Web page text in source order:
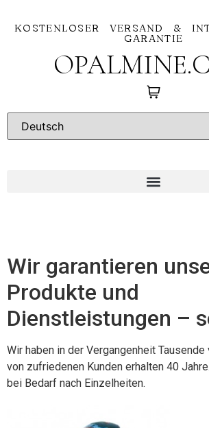
KOSTENLOSER VERSAND &
GARANTIE
Wir garantieren
Produkte und
Dienstleistungen –
Wir haben in der Vergangenheit
von zufriedenen Kunden erhalten 40
bei Bedarf nach Einzelheiten.